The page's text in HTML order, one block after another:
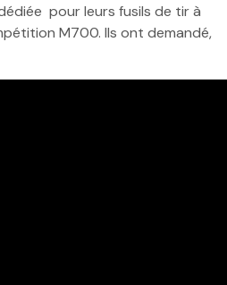
pour leurs fusils de tir à
M700. Ils ont demandé,